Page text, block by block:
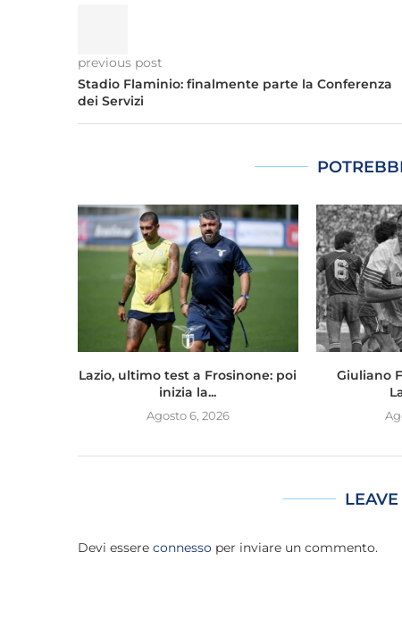
previous post
Stadio Flaminio: finalmente parte la Conferenza
dei Servizi
Lazio, ultimo test a Frosinone: poi
inizia la...
Agosto 6, 2026
Giuliano
Devi essere connesso per inviare un commento.